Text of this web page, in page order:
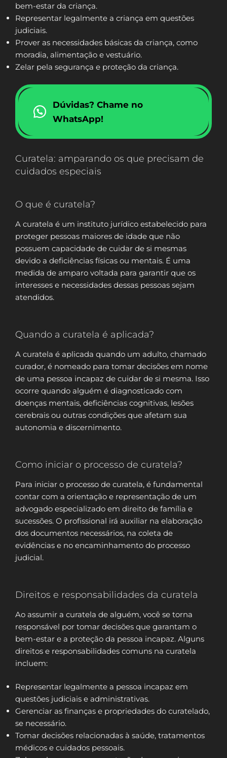
bem-estar da criança.
Representar legalmente a criança em questões
judiciais.
Prover as necessidades básicas da criança, como
moradia, alimentação e vestuário.
Zelar pela segurança e proteção da criança.
Dúvidas? Chame no
WhatsApp!
Curatela: amparando os que precisam de
cuidados especiais
O que é curatela?
A curatela é um instituto jurídico estabelecido para
proteger pessoas maiores de idade que não
possuem capacidade de cuidar de si mesmas
devido a deficiências físicas ou mentais. É uma
medida de amparo voltada para garantir que os
interesses e necessidades dessas pessoas sejam
atendidos.
Quando a curatela é aplicada?
A curatela é aplicada quando um adulto, chamado
curador, é nomeado para tomar decisões em nome
de uma pessoa incapaz de cuidar de si mesma. Isso
ocorre quando alguém é diagnosticado com
doenças mentais, deficiências cognitivas, lesões
cerebrais ou outras condições que afetam sua
autonomia e discernimento.
Como iniciar o processo de curatela?
Para iniciar o processo de curatela, é fundamental
contar com a orientação e representação de um
advogado especializado em direito de família e
sucessões. O profissional irá auxiliar na elaboração
dos documentos necessários, na coleta de
evidências e no encaminhamento do processo
judicial.
Direitos e responsabilidades da curatela
Ao assumir a curatela de alguém, você se torna
responsável por tomar decisões que garantam o
bem-estar e a proteção da pessoa incapaz. Alguns
direitos e responsabilidades comuns na curatela
incluem:
Representar legalmente a pessoa incapaz em
questões judiciais e administrativas.
Gerenciar as finanças e propriedades do curatelado,
se necessário.
Tomar decisões relacionadas à saúde, tratamentos
médicos e cuidados pessoais.